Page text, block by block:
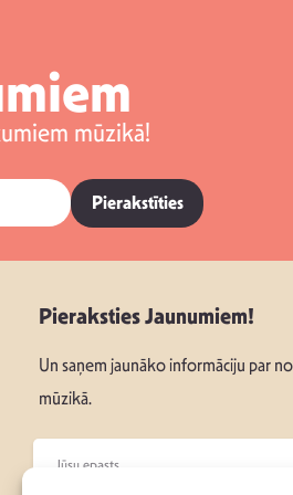
mūzikā!
Pierakstīties
Pieraksties Jaunumiem!
Un saņem jaunāko informāciju par
mūzikā.